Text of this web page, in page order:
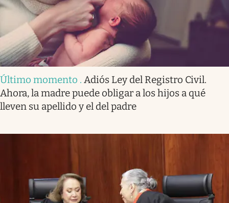
Último momento . Adiós Ley del Registro Civil.
Ahora, la madre puede obligar a los hijos a qué
lleven su apellido y el del padre